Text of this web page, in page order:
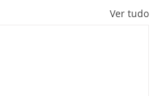
Ver tudo